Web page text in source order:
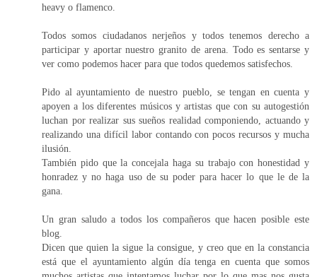
heavy o flamenco.
Todos somos ciudadanos nerjeños y todos tenemos derecho a
participar y aportar nuestro granito de arena. Todo es sentarse y
ver como podemos hacer para que todos quedemos satisfechos.
Pido al ayuntamiento de nuestro pueblo, se tengan en cuenta y
apoyen a los diferentes músicos y artistas que con su autogestión
luchan por realizar sus sueños realidad componiendo, actuando y
realizando una difícil labor contando con pocos recursos y mucha
ilusión.
También pido que la concejala haga su trabajo con honestidad y
honradez y no haga uso de su poder para hacer lo que le de la
gana.
Un gran saludo a todos los compañeros que hacen posible este
blog.
Dicen que quien la sigue la consigue, y creo que en la constancia
está que el ayuntamiento algún día tenga en cuenta que somos